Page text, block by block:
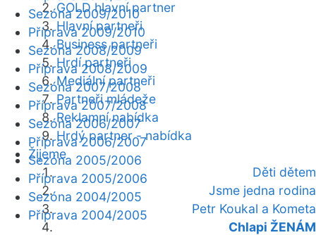
GOLD hlavní partner
Hlavní partneři
Business partneři
Hrdí partneři
Mediální partneři
Partneři mládeže
Reklamní nabídka
Hrdý partner - nabídka
Žijeme
Děti dětem
Jsme jedna rodina
Petr Koukal a Kometa
Chlapi ŽENÁM
Sezóna 2009/2010
Příprava 2009/2010
Sezóna 2008/2009
Příprava 2008/2009
Sezóna 2007/2008
Příprava 2007/2008
Sezóna 2006/2007
Příprava 2006/2007
Sezóna 2005/2006
Příprava 2005/2006
Sezóna 2004/2005
Příprava 2004/2005